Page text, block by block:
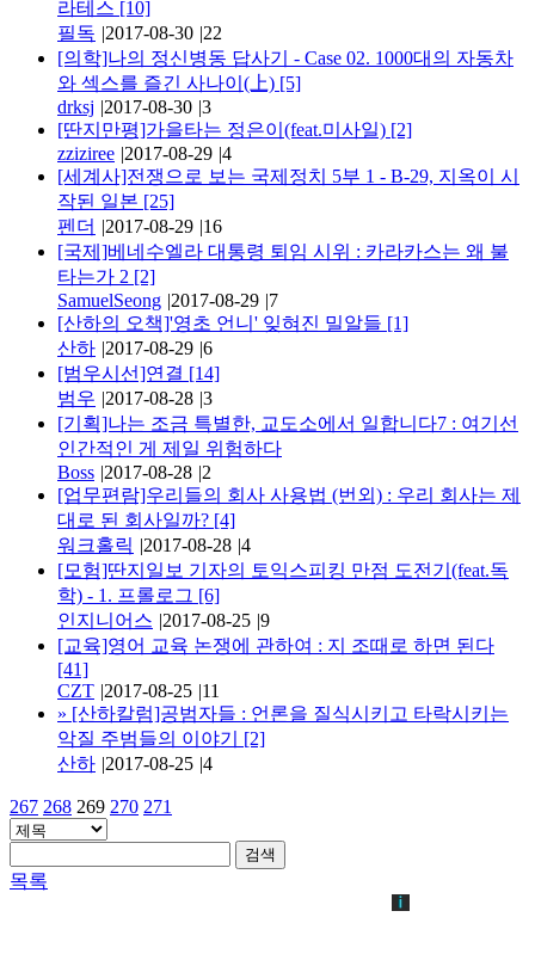
라테스 [10]
필독 |2017-08-30 |22
[의학]나의 정신병동 답사기 - Case 02. 1000대의 자동차
와 섹스를 즐긴 사나이(上) [5]
drksj |2017-08-30 |3
[딴지만평]가을타는 정은이(feat.미사일) [2]
zziziree |2017-08-29 |4
[세계사]전쟁으로 보는 국제정치 5부 1 - B-29, 지옥이 시
작된 일본 [25]
펜더 |2017-08-29 |16
[국제]베네수엘라 대통령 퇴임 시위 : 카라카스는 왜 불
타는가 2 [2]
SamuelSeong |2017-08-29 |7
[산하의 오책]'영초 언니' 잊혀진 밀알들 [1]
산하 |2017-08-29 |6
[범우시선]연결 [14]
범우 |2017-08-28 |3
[기획]나는 조금 특별한, 교도소에서 일합니다7 : 여기선
인간적인 게 제일 위험하다
Boss |2017-08-28 |2
[업무편람]우리들의 회사 사용법 (번외) : 우리 회사는 제
대로 된 회사일까? [4]
워크홀릭 |2017-08-28 |4
[모험]딴지일보 기자의 토익스피킹 만점 도전기(feat.독
학) - 1. 프롤로그 [6]
인지니어스 |2017-08-25 |9
[교육]영어 교육 논쟁에 관하여 : 지 조때로 하면 된다
[41]
CZT |2017-08-25 |11
» [산하칼럼]공범자들 : 언론을 질식시키고 타락시키는
악질 주범들의 이야기 [2]
산하 |2017-08-25 |4
267 268 269 270 271
검색
목록